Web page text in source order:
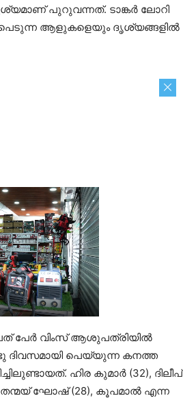
പുറുവന്നത്. ടാങ്കര്‍ ലോറി
ആളുകളെയും ദൃശ്യങ്ങളില്‍
പേര്‍ വിംസ് ആശുപത്രിയില്‍
ദിവസമായി പെയ്യുന്ന കനത്ത
ഹിര കുമാര്‍ (32), ദിലീപ്
തന്മയ് ഘോഷ് (28), കൂപമാല്‍ എന്ന